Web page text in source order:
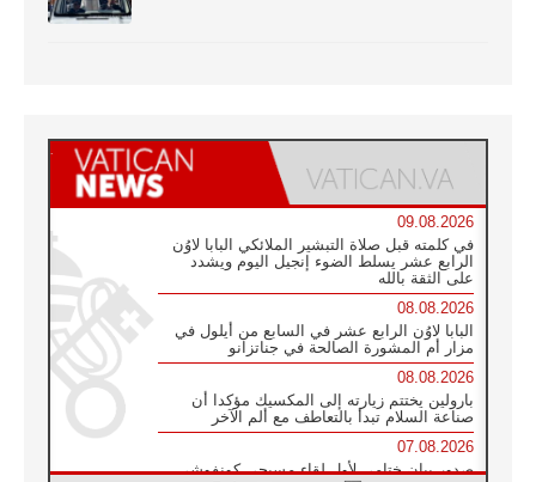
09.08.2026
في كلمته قبل صلاة التبشير الملائكي البابا لاوُن
الرابع عشر يسلط الضوء إنجيل اليوم ويشدد
على الثقة بالله
08.08.2026
البابا لاوُن الرابع عشر في السابع من أيلول في
مزار أم المشورة الصالحة في جناتزانو
08.08.2026
بارولين يختتم زيارته إلى المكسيك مؤكدا أن
صناعة السلام تبدأ بالتعاطف مع ألم الآخر
07.08.2026
صدور بيان ختامي لأول لقاء مسيحي كونفوشي